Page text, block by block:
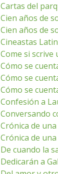
Cartas del
Cien años de
Cien años de
Cineastas
Come si scrive
Cómo se
Cómo se
Cómo se
Confesión a
Conversando
Crónica de
Crónica de
De cuando la
Dedicarán a